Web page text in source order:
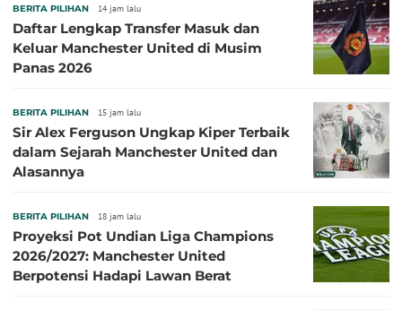
BERITA PILIHAN 14 jam lalu
Daftar Lengkap Transfer Masuk dan
Keluar Manchester United di Musim
Panas 2026
BERITA PILIHAN 15 jam lalu
Sir Alex Ferguson Ungkap Kiper Terbaik
dalam Sejarah Manchester United dan
Alasannya
BERITA PILIHAN 18 jam lalu
Proyeksi Pot Undian Liga Champions
2026/2027: Manchester United
Berpotensi Hadapi Lawan Berat